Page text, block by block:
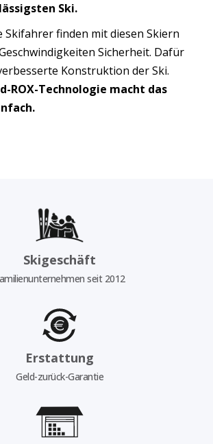
Ski.
Skifahrer finden mit diesen Skiern
Sicherheit. Dafür
Konstruktion der Ski.
ROX-Technologie macht das
Skigeschäft
seit 2012
Erstattung
Geld-zurück-Garantie